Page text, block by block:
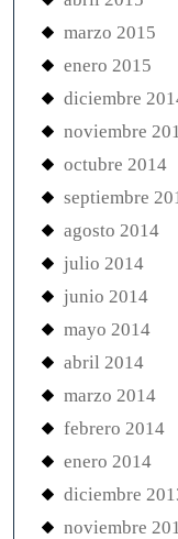
marzo 2015
enero 2015
diciembre
noviembre
octubre 2014
septiembre
agosto 2014
julio 2014
junio 2014
mayo 2014
abril 2014
marzo 2014
febrero 2014
enero 2014
diciembre
noviembre